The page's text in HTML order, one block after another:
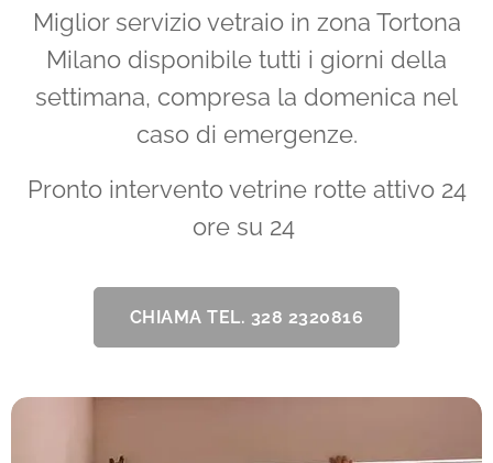
Miglior servizio vetraio in zona Tortona
Milano disponibile tutti i giorni della
settimana, compresa la domenica nel
caso di emergenze.
Pronto intervento vetrine rotte attivo 24
ore su 24
CHIAMA TEL. 328 2320816